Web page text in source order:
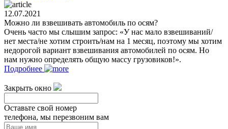
12.07.2021
Можно ли взвешивать автомобиль по осям?
Очень часто мы слышим запрос: «У нас мало взвешиваний/
нет места/не хотим строить/нам на 1 месяц, поэтому мы хотим
недорогой вариант взвешивания автомобилей по осям. Но
нам нужно определять общую массу грузовиков!».
Подробнее
Закрыть окно
Оставьте свой номер
телефона, мы перезвоним вам